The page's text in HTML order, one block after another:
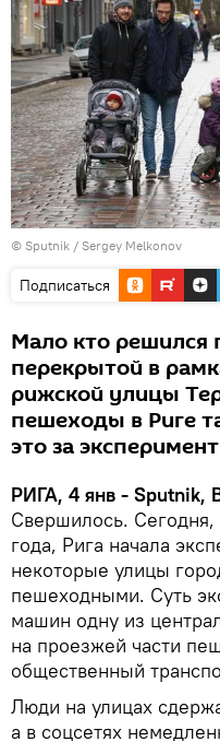
© Sputnik / Sergey Melkonov
Подписаться
Мало кто решился
перекрытой в
рижской улицы
пешеходы в Риге
это за эксперимент
РИГА, 4 янв - Sputnik,
Свершилось. Сегодня,
года, Рига начала
некоторые улицы
пешеходными. Суть
машин одну из
на проезжей части
общественный
Люди на улицах
а в соцсетях